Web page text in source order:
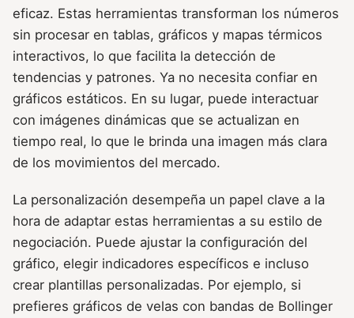
eficaz. Estas herramientas transforman los números
sin procesar en tablas, gráficos y mapas térmicos
interactivos, lo que facilita la detección de
tendencias y patrones. Ya no necesita confiar en
gráficos estáticos. En su lugar, puede interactuar
con imágenes dinámicas que se actualizan en
tiempo real, lo que le brinda una imagen más clara
de los movimientos del mercado.
La personalización desempeña un papel clave a la
hora de adaptar estas herramientas a su estilo de
negociación. Puede ajustar la configuración del
gráfico, elegir indicadores específicos e incluso
crear plantillas personalizadas. Por ejemplo, si
prefieres gráficos de velas con bandas de Bollinger